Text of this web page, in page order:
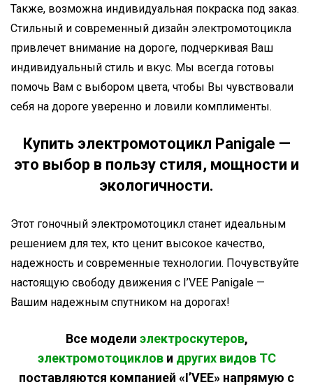
Также, возможна индивидуальная покраска под заказ.
Стильный и современный дизайн электромотоцикла
привлечет внимание на дороге, подчеркивая Ваш
индивидуальный стиль и вкус. Мы всегда готовы
помочь Вам с выбором цвета, чтобы Вы чувствовали
себя на дороге уверенно и ловили комплименты.
Купить электромотоцикл Panigale —
это выбор в пользу стиля, мощности и
экологичности.
Этот гоночный электромотоцикл станет идеальным
решением для тех, кто ценит высокое качество,
надежность и современные технологии. Почувствуйте
настоящую свободу движения с I’VEE Panigale —
Вашим надежным спутником на дорогах!
Все модели электроскутеров,
электромотоциклови других видов ТС
поставляются компанией «I’VEE» напрямую с